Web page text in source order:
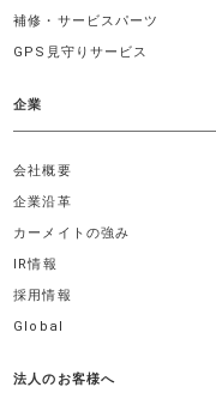
補修・サービスパーツ
GPS見守りサービス
企業
会社概要
企業沿革
カーメイトの強み
IR情報
採用情報
Global
法人のお客様へ